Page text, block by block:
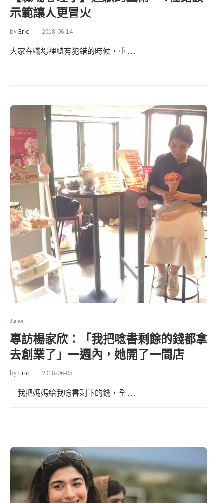
示範讓人更冒火
byEric 2018-06-14
大家在職場裡總有犯錯的時候，重 …
Junior
專訪楊家欣：「我把唸書剩餘的錢都拿
去創業了」一週內，她開了一間店
byEric 2018-06-05
「我把媽媽給我唸書剩下的錢，全 …